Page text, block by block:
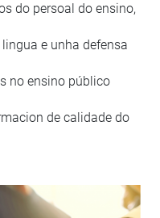
do persoal do ensino,
e unha defensa
no ensino público
de calidade do